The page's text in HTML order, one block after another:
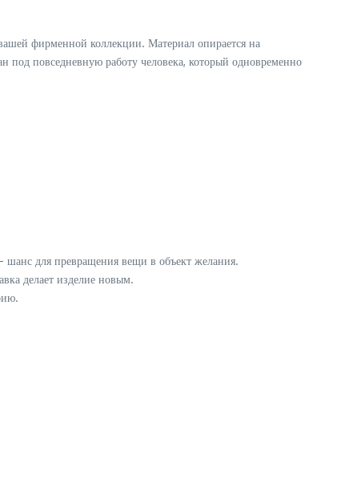
фирменной коллекции. Материал опирается на
повседневную работу человека, который одновременно
для превращения вещи в объект желания.
делает изделие новым.